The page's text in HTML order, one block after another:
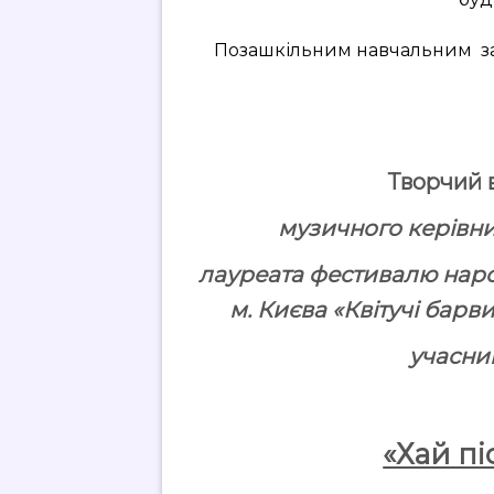
Позашкільним навчальним
Творчий
музичного
лауреата фестивалю
м. Києва «Квітучі
«Хай